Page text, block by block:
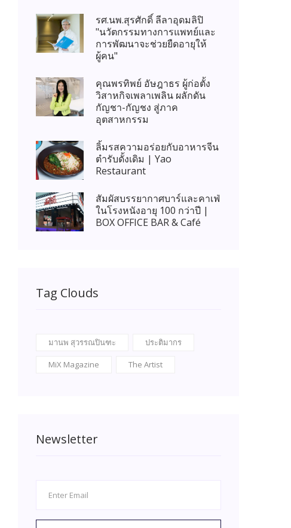
รศ.นพ.สุรศักดิ์ ลีลาอุดมลิปิ
"นวัตกรรมทางการแพทย์และ
การพัฒนาจะช่วยยืดอายุให้
ผู้คน"
คุณพรทิพย์ อัษฎาธร ผู้ก่อตั้ง
วิสาหกิจเพลาเพลิน ผลักดัน
กัญชา-กัญชง สู่ภาค
อุตสาหกรรม
ลิ้มรสความอร่อยกับอาหารจีน
ตำรับดั้งเดิม | Yao
Restaurant
สัมผัสบรรยากาศบาร์และคาเฟ่
ในโรงหนังอายุ 100 กว่าปี |
BOX OFFICE BAR & Café
Tag Clouds
มานพ สุวรรณปินฑะ ประติมากร
MiX Magazine The Artist
Newsletter